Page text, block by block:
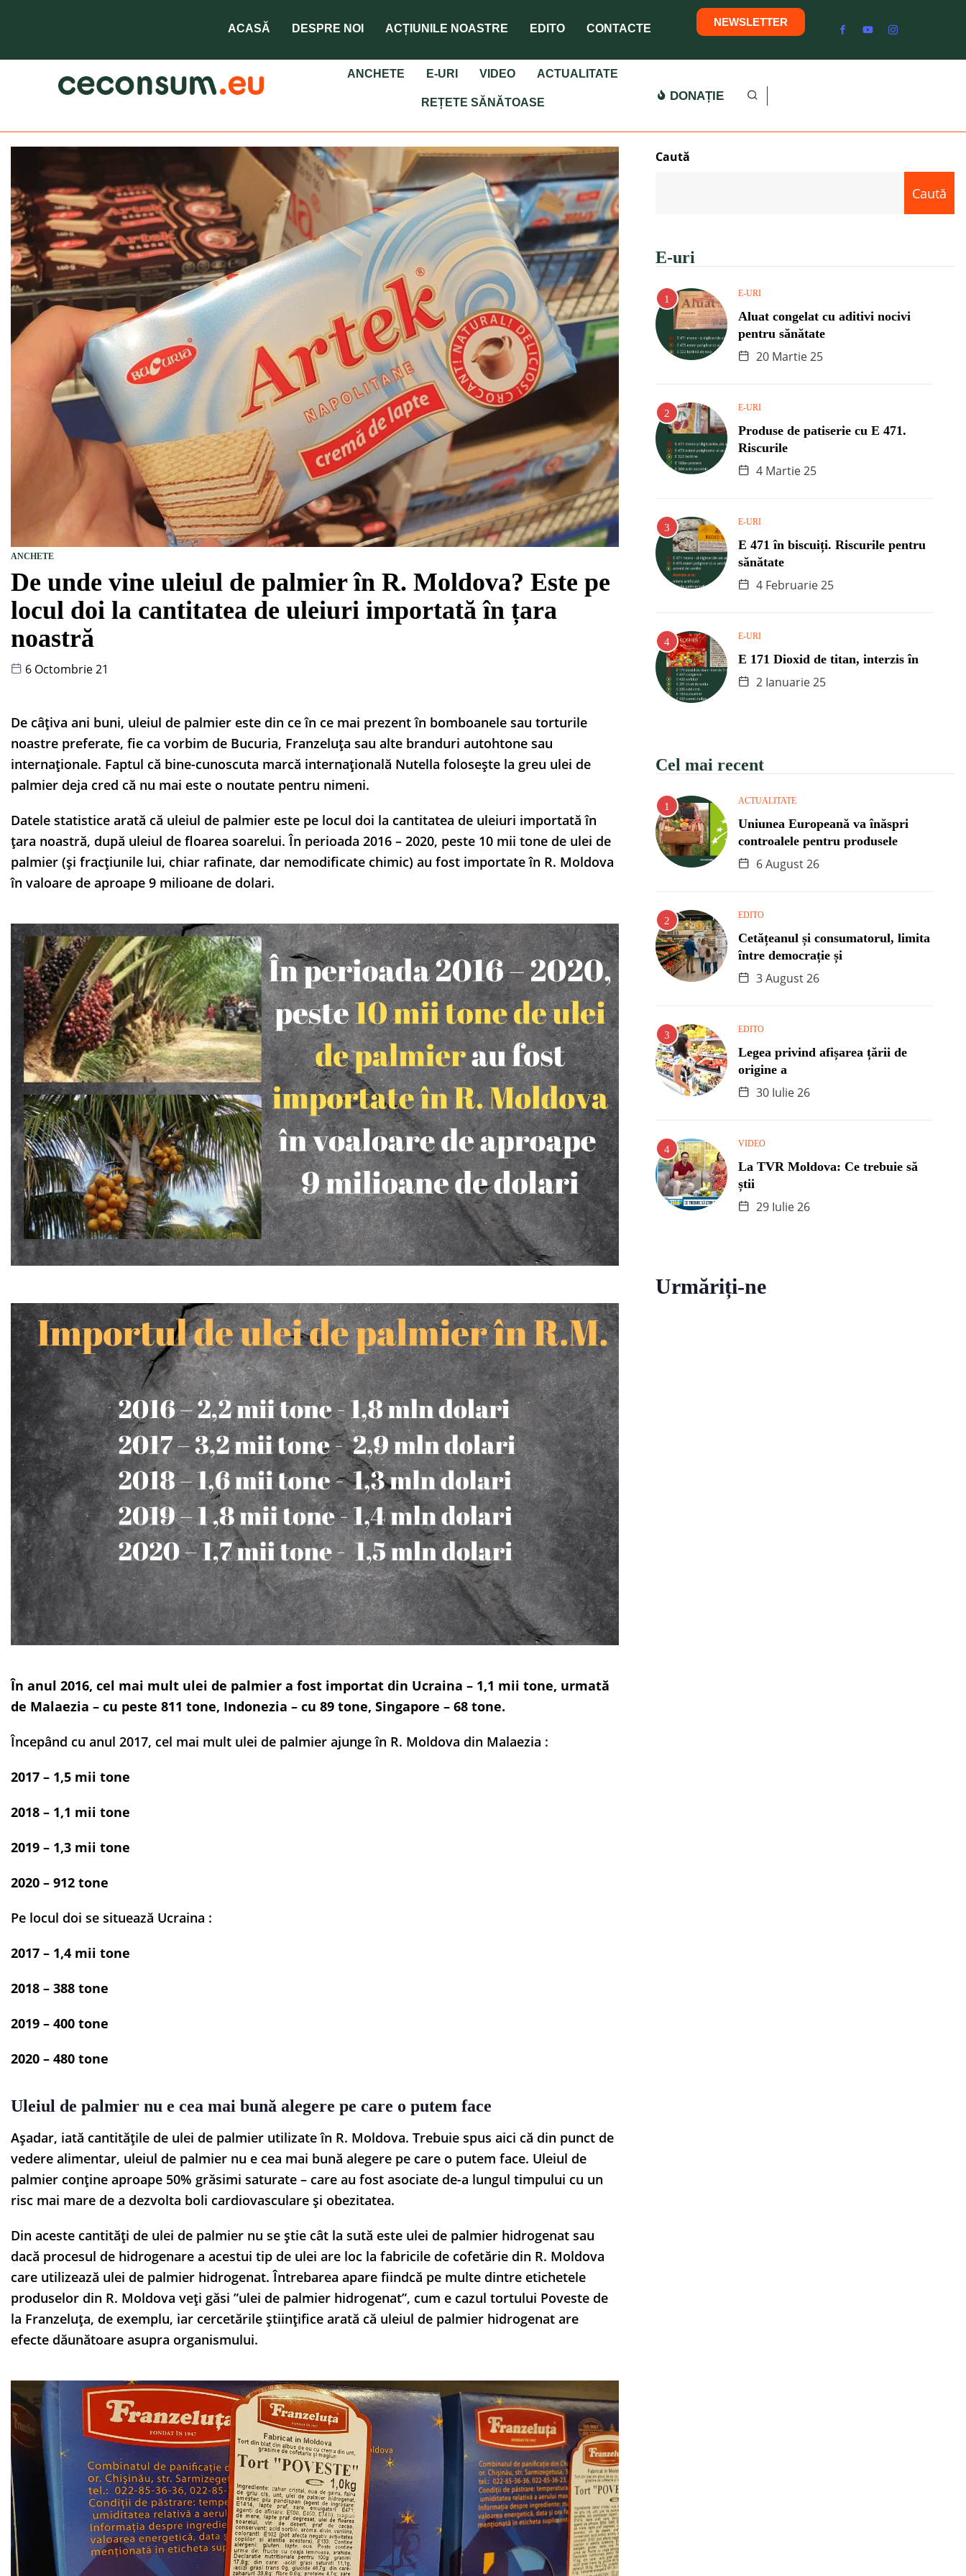
ACASĂ DESPRE NOI ACȚIUNILE NOASTRE EDITO CONTACTE
NEWSLETTER
ANCHETE E-URI VIDEO ACTUALITATE
REȚETE SĂNĂTOASE DONAȚIE
ANCHETE
De unde vine uleiul de palmier în R. Moldova? Este pe
locul doi la cantitatea de uleiuri importată în țara
noastră
6 Octombrie 21
De câțiva ani buni, uleiul de palmier este din ce în ce mai prezent în bomboanele sau torturile
noastre preferate, fie ca vorbim de Bucuria, Franzeluța sau alte branduri autohtone sau
internaționale. Faptul că bine-cunoscuta marcă internațională Nutella folosește la greu ulei de
palmier deja cred că nu mai este o noutate pentru nimeni.
Datele statistice arată că uleiul de palmier este pe locul doi la cantitatea de uleiuri importată în
țara noastră, după uleiul de floarea soarelui. În perioada 2016 – 2020, peste 10 mii tone de ulei de
palmier (și fracțiunile lui, chiar rafinate, dar nemodificate chimic) au fost importate în R. Moldova
în valoare de aproape 9 milioane de dolari.
În anul 2016, cel mai mult ulei de palmier a fost importat din Ucraina – 1,1 mii tone, urmată
de Malaezia – cu peste 811 tone, Indonezia – cu 89 tone, Singapore – 68 tone.
Începând cu anul 2017, cel mai mult ulei de palmier ajunge în R. Moldova din Malaezia :
2017 – 1,5 mii tone
2018 – 1,1 mii tone
2019 – 1,3 mii tone
2020 – 912 tone
Pe locul doi se situează Ucraina :
2017 – 1,4 mii tone
2018 – 388 tone
2019 – 400 tone
2020 – 480 tone
Uleiul de palmier nu e cea mai bună alegere pe care o putem face
Așadar, iată cantitățile de ulei de palmier utilizate în R. Moldova. Trebuie spus aici că din punct de
vedere alimentar, uleiul de palmier nu e cea mai bună alegere pe care o putem face. Uleiul de
palmier conține aproape 50% grăsimi saturate – care au fost asociate de-a lungul timpului cu un
risc mai mare de a dezvolta boli cardiovasculare și obezitatea.
Din aceste cantități de ulei de palmier nu se știe cât la sută este ulei de palmier hidrogenat sau
dacă procesul de hidrogenare a acestui tip de ulei are loc la fabricile de cofetărie din R. Moldova
care utilizează ulei de palmier hidrogenat. Întrebarea apare fiindcă pe multe dintre etichetele
produselor din R. Moldova veți găsi ”ulei de palmier hidrogenat”, cum e cazul tortului Poveste de
la Franzeluța, de exemplu, iar cercetările științifice arată că uleiul de palmier hidrogenat are
efecte dăunătoare asupra organismului.
Caută
Caută
E-uri
E-URI
Aluat congelat cu aditivi nocivi
pentru sănătate
20 Martie 25
E-URI
Produse de patiserie cu E 471.
Riscurile
4 Martie 25
E-URI
E 471 în biscuiți. Riscurile pentru
sănătate
4 Februarie 25
E-URI
E 171 Dioxid de titan, interzis în
2 Ianuarie 25
Cel mai recent
ACTUALITATE
Uniunea Europeană va înăspri
controalele pentru produsele
6 August 26
EDITO
Cetățeanul și consumatorul, limita
între democrație și
3 August 26
EDITO
Legea privind afișarea țării de
origine a
30 Iulie 26
VIDEO
La TVR Moldova: Ce trebuie să
știi
29 Iulie 26
Urmăriți-ne